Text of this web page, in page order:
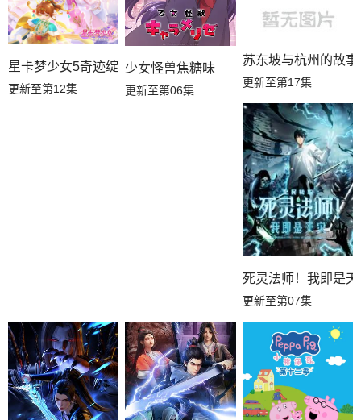
星卡梦少女5奇迹绽放
更新至第12集
少女怪兽焦糖味
更新至第06集
苏东坡与杭州的故事
更新至第17集
死灵法师！我即是天
更新至第07集